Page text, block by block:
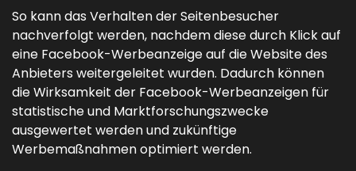
So kann das Verhalten der Seitenbesucher
nachverfolgt werden, nachdem diese durch Klick auf
eine Facebook-Werbeanzeige auf die Website des
Anbieters weitergeleitet wurden. Dadurch können
die Wirksamkeit der Facebook-Werbeanzeigen für
statistische und Marktforschungszwecke
ausgewertet werden und zukünftige
Werbemaßnahmen optimiert werden.